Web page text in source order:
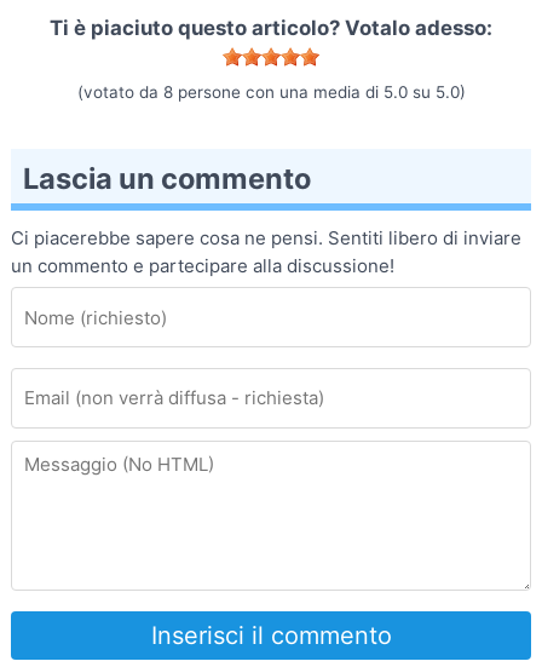
Ti è piaciuto questo articolo? Votalo adesso:
(votato da 8persone con una media di 5.0su 5.0)
Lascia un commento
Ci piacerebbe sapere cosa ne pensi. Sentiti libero di inviare
un commento e partecipare alla discussione!
Inserisci il commento